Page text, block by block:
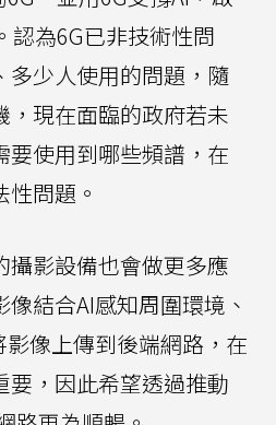
認為6G已非技術性問
多少人使用的問題，隨
，現在面臨的政府若未
要使用到哪些頻譜，在
問題。
攝影設備也會做更多應
結合AI感知周圍環境、
像上傳到後端網路，在
要，因此希望透過推動